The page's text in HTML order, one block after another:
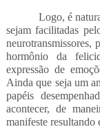
Logo, é
sejam facilitadas
neurotransmissores,
hormônio da
expressão de
Ainda que seja um
papéis
acontecer, de
manifeste resultando